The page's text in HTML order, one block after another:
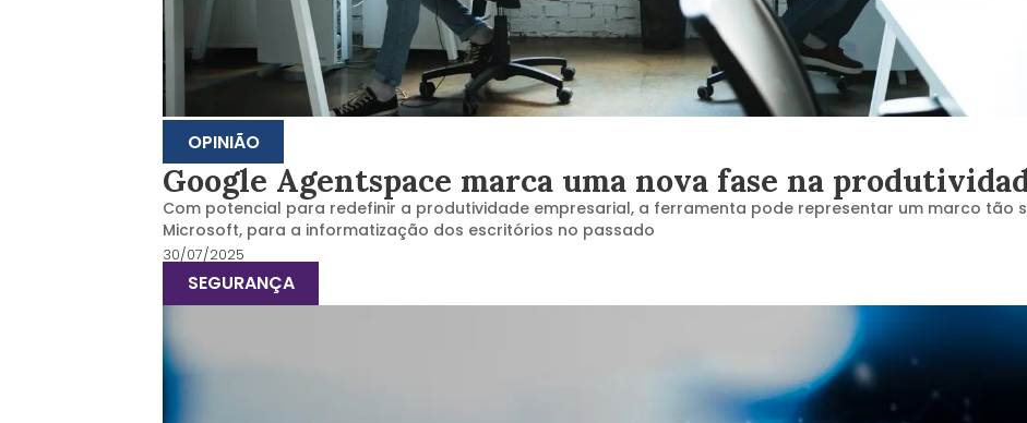
OPINIÃO
Google Agentspace marca uma nova fase na
Com potencial para redefinir a produtividade empresarial, a ferramenta pode representar um marco tão
Microsoft, para a informatização dos escritórios no passado
30/07/2025
SEGURANÇA